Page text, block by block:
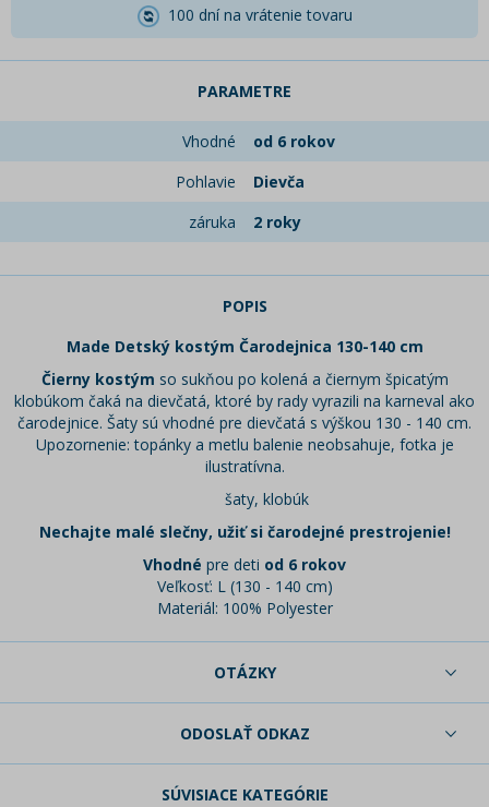
100 dní na vrátenie tovaru
PARAMETRE
Vhodné
od 6 rokov
Pohlavie
Dievča
záruka
2 roky
POPIS
Made Detský kostým Čarodejnica 130-140 cm
Čierny kostým so sukňou po kolená a čiernym špicatým
klobúkom čaká na dievčatá, ktoré by rady vyrazili na karneval ako
čarodejnice. Šaty sú vhodné pre dievčatá s výškou 130 - 140 cm.
Upozornenie: topánky a metlu balenie neobsahuje, fotka je
ilustratívna.
šaty, klobúk
Nechajte malé slečny, užiť si čarodejné prestrojenie!
Vhodné pre deti od 6 rokov
Veľkosť: L (130 - 140 cm)
Materiál: 100% Polyester
OTÁZKY
ODOSLAŤ ODKAZ
SÚVISIACE KATEGÓRIE